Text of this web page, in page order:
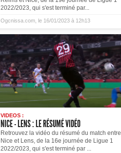
2022/2023, qui s'est terminé par...
Ogcnissa.com, le 16/01/2023 à 12h13
VIDEOS :
NICE - LENS : LE RÉSUMÉ VIDÉO
Retrouvez la vidéo du résumé du match entre
Nice et Lens, de la 16e journée de Ligue 1
2022/2023, qui s'est terminé par ...